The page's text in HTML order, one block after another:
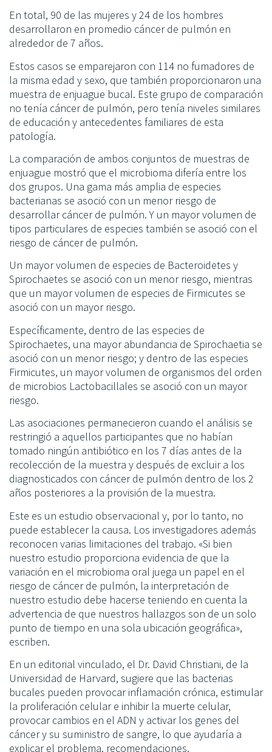
En total, 90 de las mujeres y 24 de los hombres
desarrollaron en promedio cáncer de pulmón en
alrededor de 7 años.
Estos casos se emparejaron con 114 no fumadores de
la misma edad y sexo, que también proporcionaron una
muestra de enjuague bucal. Este grupo de comparación
no tenía cáncer de pulmón, pero tenía niveles similares
de educación y antecedentes familiares de esta
patología.
La comparación de ambos conjuntos de muestras de
enjuague mostró que el microbioma difería entre los
dos grupos. Una gama más amplia de especies
bacterianas se asoció con un menor riesgo de
desarrollar cáncer de pulmón. Y un mayor volumen de
tipos particulares de especies también se asoció con el
riesgo de cáncer de pulmón.
Un mayor volumen de especies de Bacteroidetes y
Spirochaetes se asoció con un menor riesgo, mientras
que un mayor volumen de especies de Firmicutes se
asoció con un mayor riesgo.
Específicamente, dentro de las especies de
Spirochaetes, una mayor abundancia de Spirochaetia se
asoció con un menor riesgo; y dentro de las especies
Firmicutes, un mayor volumen de organismos del orden
de microbios Lactobacillales se asoció con un mayor
riesgo.
Las asociaciones permanecieron cuando el análisis se
restringió a aquellos participantes que no habían
tomado ningún antibiótico en los 7 días antes de la
recolección de la muestra y después de excluir a los
diagnosticados con cáncer de pulmón dentro de los 2
años posteriores a la provisión de la muestra.
Este es un estudio observacional y, por lo tanto, no
puede establecer la causa. Los investigadores además
reconocen varias limitaciones del trabajo. «Si bien
nuestro estudio proporciona evidencia de que la
variación en el microbioma oral juega un papel en el
riesgo de cáncer de pulmón, la interpretación de
nuestro estudio debe hacerse teniendo en cuenta la
advertencia de que nuestros hallazgos son de un solo
punto de tiempo en una sola ubicación geográfica»,
escriben.
En un editorial vinculado, el Dr. David Christiani, de la
Universidad de Harvard, sugiere que las bacterias
bucales pueden provocar inflamación crónica, estimular
la proliferación celular e inhibir la muerte celular,
provocar cambios en el ADN y activar los genes del
cáncer y su suministro de sangre, lo que ayudaría a
explicar el problema. recomendaciones.